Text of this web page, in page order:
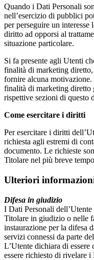
Quando i Dati Personali
nell’esercizio di pubblici
per perseguire un
diritto ad opporsi al
situazione particolare.
Si fa presente agli Utenti
finalità di marketing diretto,
fornire alcuna
finalità di marketing diretto
rispettive sezioni di questo
Come esercitare i diritti
Per esercitare i diritti
richiesta agli estremi di
documento. Le richieste
Titolare nel più breve
Ulteriori
Difesa in giudizio
I Dati Personali dell’Utente
Titolare in giudizio o nelle
instaurazione per la difesa
servizi connessi da parte
L’Utente dichiara di
essere richiesto di rivelare